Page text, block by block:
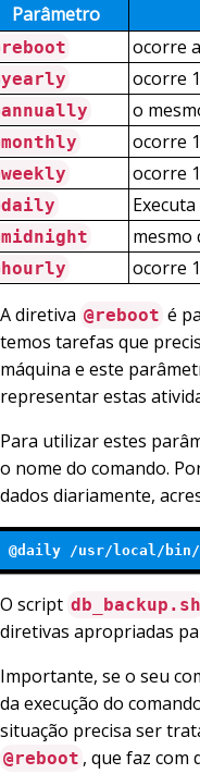
Parâmetro
ocorre
ocorre
o
ocorre
ocorre
mesmo
ocorre
A diretiva @reboot é
temos tarefas que
máquina e este
representar estas
Para utilizar estes
o nome do comando.
dados diariamente,
@daily /usr/local/bin/
O script db_backup.sh
diretivas apropriadas
Importante, se o seu
da execução do
situação precisa ser
@reboot , que faz com